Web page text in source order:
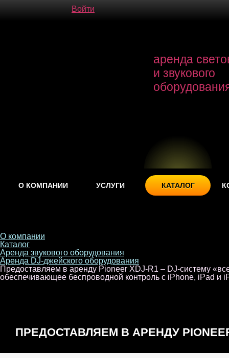
Войти
аренда
и звукового
О КОМПАНИИ УСЛУГИ КАТАЛОГ
О компании
Каталог
Аренда звукового оборудования
Аренда DJ-джейского оборудования
Предоставляем в аренду Pioneer XDJ-R1 – DJ-систему
обеспечивающее беспроводной контроль с iPhone, iPad и
ПРЕДОСТАВЛЯЕМ В АРЕНДУ